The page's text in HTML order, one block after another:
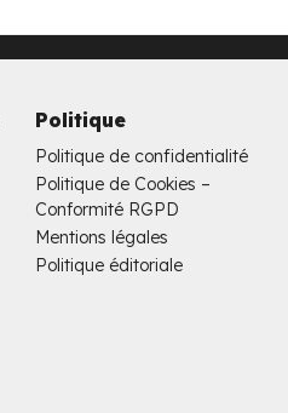
Politique
Politique de confidentialité
Politique de Cookies –
Conformité RGPD
Mentions légales
Politique éditoriale